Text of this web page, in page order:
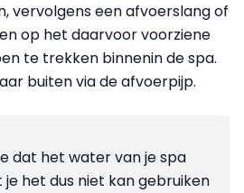
vervolgens een afvoerslang of
op het daarvoor voorziene
te trekken binnenin de spa.
buiten via de afvoerpijp.
dat het water van je spa
het dus niet kan gebruiken